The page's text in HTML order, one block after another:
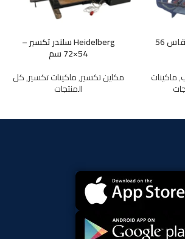
ماكينة طي شتال مقاس 56
,ماكينات
Heidelberg سلندر تكسير –
54×72 سم
مكاين تكسير,ماكينات تكسير,كل
المنتجات